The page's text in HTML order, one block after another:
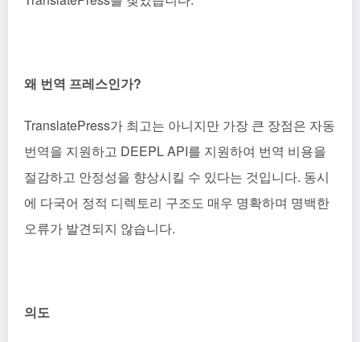
왜 번역 프레스인가?
TranslatePress가 최고는 아니지만 가장 큰 장점은 자동
번역을 지원하고 DEEPL API를 지원하여 번역 비용을
절감하고 안정성을 향상시킬 수 있다는 것입니다. 동시
에 다국어 정적 디렉토리 구조도 매우 명확하며 명백한
오류가 발견되지 않습니다.
의도